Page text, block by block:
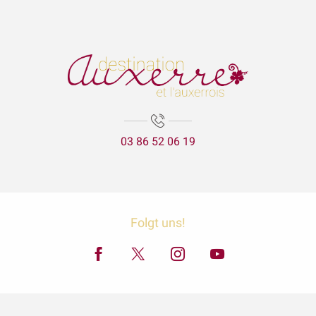
03 86 52 06 19
Folgt uns!